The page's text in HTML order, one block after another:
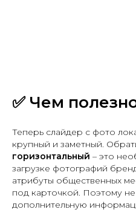
✅ Чем
Теперь слайдер с фото
крупный и заметный.
горизонтальный – это
загрузке фотографий
атрибуты общественных
под карточкой. Поэтому не
дополнительную